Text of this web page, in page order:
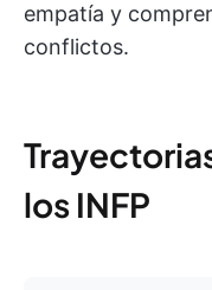
empatía y
conflictos.
los INFP